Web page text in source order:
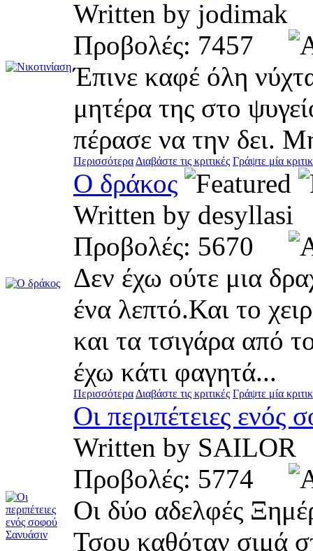
Written by
Προβολές: 7457
Έπινε καφέ όλη
μητέρα της στο
πέρασε να την δει.
ΠερισσότεραΔιαβάστε τις κριτικές Γράψτε μία
Ο δράκος
Written by
Προβολές: 5670
Δεν έχω ούτε μια
ένα λεπτό.Και το
και τα τσιγάρα από
έχω κάτι φαγητά...
ΠερισσότεραΔιαβάστε τις κριτικές Γράψτε μία
Οι περιπέτειες ενός
Written by
Προβολές: 5774
Οι δύο αδελφές
Τσου καθόταν σιμά